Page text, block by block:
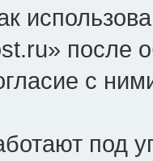
после
с
под